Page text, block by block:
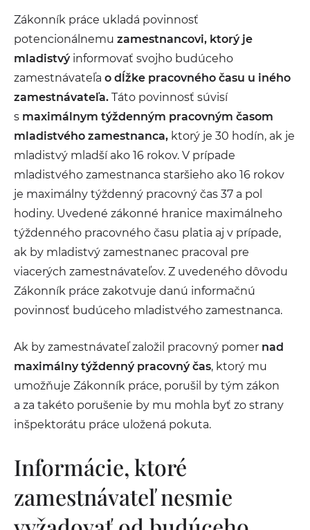
Zákonník práce ukladá povinnosť
potencionálnemu zamestnancovi, ktorý je
mladistvýinformovať svojho budúceho
zamestnávateľa o dĺžke pracovného času u iného
zamestnávateľa. Táto povinnosť súvisí
s maximálnym týždenným pracovným časom
mladistvého zamestnanca, ktorý je 30 hodín, ak je
mladistvý mladší ako 16 rokov. V prípade
mladistvého zamestnanca staršieho ako 16 rokov
je maximálny týždenný pracovný čas 37 a pol
hodiny. Uvedené zákonné hranice maximálneho
týždenného pracovného času platia aj v prípade,
ak by mladistvý zamestnanec pracoval pre
viacerých zamestnávateľov. Z uvedeného dôvodu
Zákonník práce zakotvuje danú informačnú
povinnosť budúceho mladistvého zamestnanca.
Ak by zamestnávateľ založil pracovný pomer nad
maximálny týždenný pracovný čas, ktorý mu
umožňuje Zákonník práce, porušil by tým zákon
a za takéto porušenie by mu mohla byť zo strany
inšpektorátu práce uložená pokuta.
Informácie, ktoré
zamestnávateľ nesmie